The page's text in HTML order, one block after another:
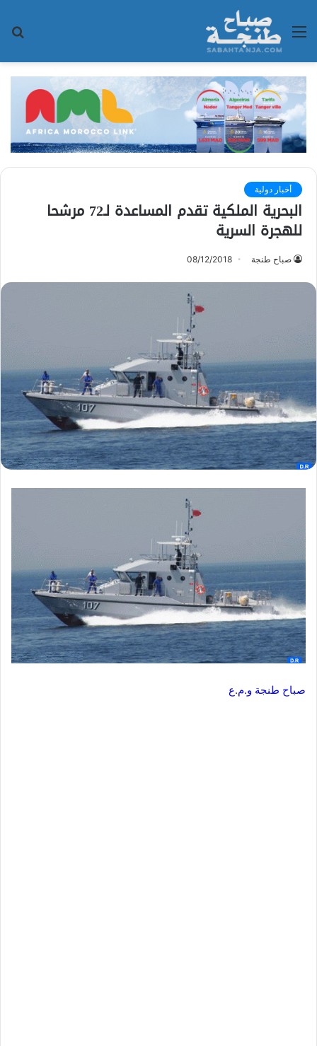
القائمة
أخبار دولية
البحرية الملكية تقدم المساعدة لـ72 مرشحا
للهجرة السرية
صباح طنجة 08/12/2018
صباح طنجة و.م.ع